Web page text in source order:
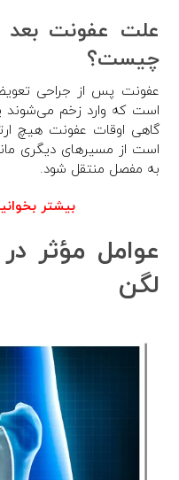
علت عفونت
چیست؟
عفونت پس از جراحی
است که وارد زخم می‌شوند
گاهی اوقات عفونت هیچ
است از مسیرهای دیگری
به مفصل منتقل شود.
بیشتر
عوامل مؤثر
لگن